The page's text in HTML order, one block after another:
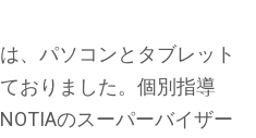
、パソコンとタブレット
おりました。個別指導
のスーパーバイザー